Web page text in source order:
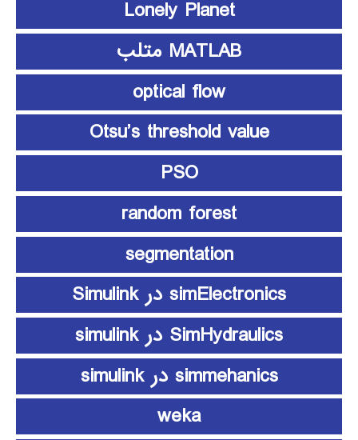
Lonely Planet
MATLAB متلب
optical flow
Otsu’s threshold value
PSO
random forest
segmentation
simElectronics در Simulink
SimHydraulics در simulink
simmehanics در simulink
weka